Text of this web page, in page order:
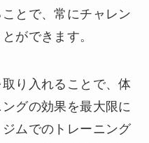
とで、常にチャレン
ができます。
り入れることで、体
グの効果を最大限に
ムでのトレーニング